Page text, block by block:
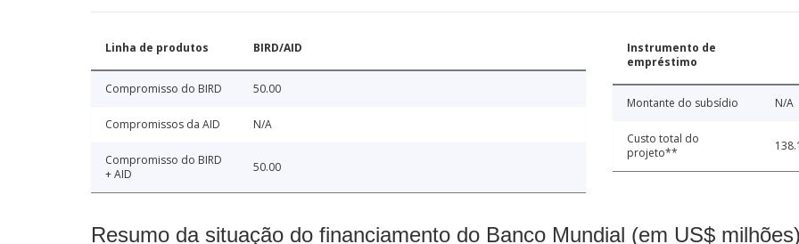
Linha de produtos BIRD/AID
Compromisso do BIRD 50.00
Compromissos da AID N/A
Compromisso do BIRD
+ AID
50.00
Instrumento de
empréstimo
Montante do subsídio N/A
Custo total do
projeto**
Resumo da situação do financiamento do Banco Mundial (em US$